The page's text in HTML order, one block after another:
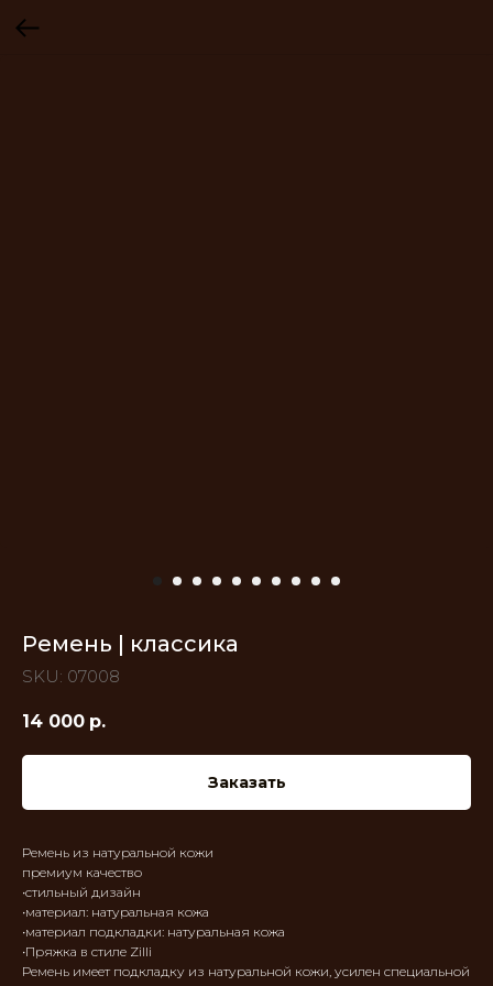
Ремень | классика
SKU: 07008
14 000 р.
Заказать
Ремень из натуральной кожи
премиум качество
•стильный дизайн
•материал: натуральная кожа
•материал подкладки: натуральная кожа
•Пряжка в стиле Zilli
Ремень имеет подкладку из натуральной кожи, усилен специальной